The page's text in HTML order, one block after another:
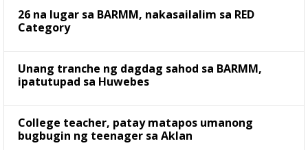
26 na lugar sa BARMM, nakasailalim sa RED
Category
Unang tranche ng dagdag sahod sa BARMM,
ipatutupad sa Huwebes
College teacher, patay matapos umanong
bugbugin ng teenager sa Aklan